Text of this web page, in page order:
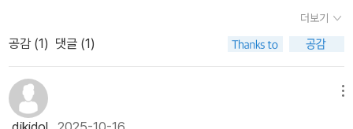
을 어떻게 하느냐가 답의 수준을 결정합니다. 저자는 질문 기술을 다
섯 가지 무기로 정리합니다. 첫째, 개인 맞춤 설정. 둘째, 역할 부여.
를 활용하기입니다.내 아이가 좋아할 만한 역사 이야기를 bedtime s
tory로 들려줘라고 요청하면, 단순한 역사 요약이 아닌 창의적인 어
린이용 이야기가 돌아옵니다. AI와의 대화가 결국 인간의 질문 역량
GPT, 제미나이, 나노바나나, SUNO, 노트북LM, SORA 같은 최신
AI들을 다루지만 이걸 전부 언어로 사고하는 존재들로 묶어낸다.AI를
기계가 아니라 대화하고 사고하는 하나의 상대로 다루는 방식이 신선
하다.읽다 보면 문체도 참 좋다. 가볍게 쓰였지만, 그 안에 생각의 깊
이가 있다. ○○ 스타일로 만들어줘 같은 명령어 예시를 설명할 때도
더보기
공감 (1) 댓글 (1)